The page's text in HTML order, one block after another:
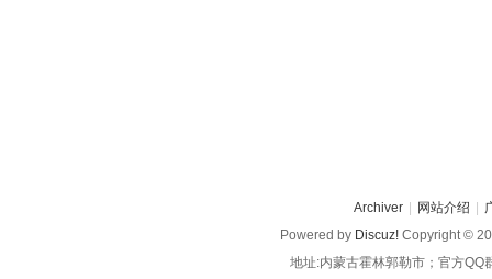
Archiver 网站介绍
Powered by Discuz! Copyright ©
地址:内蒙古霍林郭勒市；官方QQ